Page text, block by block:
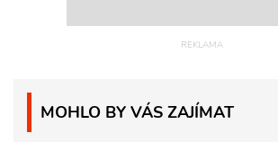
MOHLO BY VÁS ZAJÍMAT